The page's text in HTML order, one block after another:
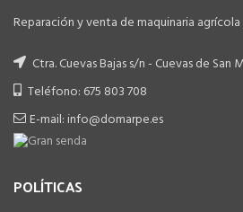
Reparación y venta de maquinaria
Ctra. Cuevas Bajas s/n - Cuevas de San
Teléfono: 675 803 708
E-mail: info@domarpe.es
POLÍTICAS